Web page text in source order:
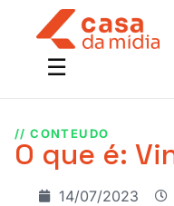
// CONTEUDO
O que é:
14/07/2023